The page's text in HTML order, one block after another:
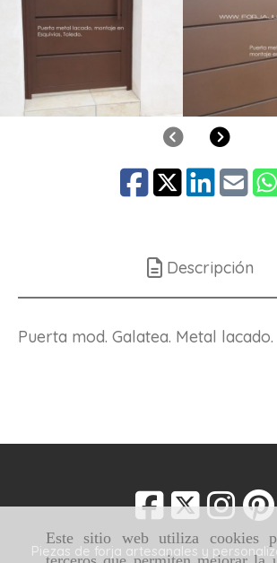
Este sitio web utiliza cookies
Anterior
Descripción
Puerta mod. Galatea. Metal lacado.
Piezas de forja artesanales y